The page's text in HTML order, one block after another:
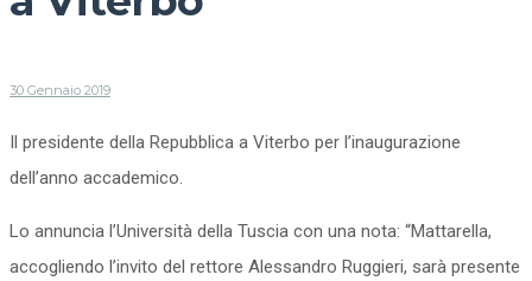
30 Gennaio 2019
Il presidente della Repubblica a Viterbo per l’inaugurazione
dell’anno accademico.
Lo annuncia l’Università della Tuscia con una nota: “Mattarella,
accogliendo l’invito del rettore Alessandro Ruggieri, sarà presente